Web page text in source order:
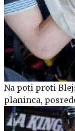
Na poti proti
planinca,